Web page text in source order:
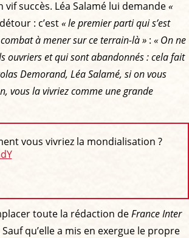
succès. Léa Salamé lui demande«
: c’est« le premier parti qui s’est
à mener sur ce terrain-là » : « On ne
ouvriers et qui sont abandonnés : cela fait
Demorand, Léa Salamé, si on vous
vous la vivriez comme une grande
vous vivriez la mondialisation ?
toute la rédaction deFrance Inter
qu’elle a mis en exergue le propre